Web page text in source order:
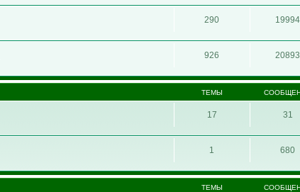
290 19994
926 20893
ТЕМЫ
17 31
1 680
ТЕМЫ